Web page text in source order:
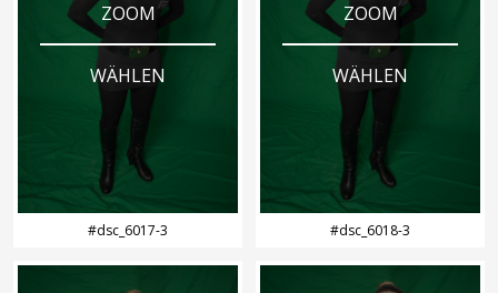
ZOOM
WÄHLEN
#dsc_6017-3
ZOOM
WÄHLEN
#dsc_6018-3